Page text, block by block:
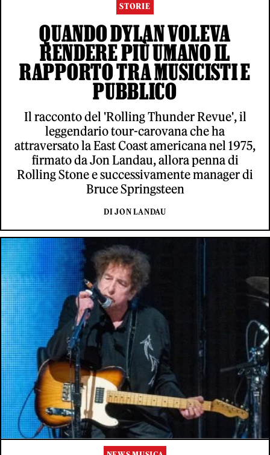
STORIE
QUANDO DYLAN VOLEVA
RENDERE PIÙ UMANO IL
RAPPORTO TRA MUSICISTI E
PUBBLICO
Il racconto del 'Rolling Thunder Revue', il
leggendario tour-carovana che ha
attraversato la East Coast americana nel 1975,
firmato da Jon Landau, allora penna di
Rolling Stone e successivamente manager di
Bruce Springsteen
DI JON LANDAU